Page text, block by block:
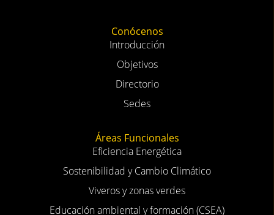
Conócenos
Introducción
Objetivos
Directorio
Sedes
Áreas Funcionales
Eficiencia Energética
Sostenibilidad y Cambio Climático
Viveros y zonas verdes
Educación ambiental y formación (CSEA)